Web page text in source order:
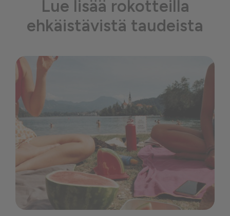
Lue lisää rokotteilla
ehkäistävistä taudeista